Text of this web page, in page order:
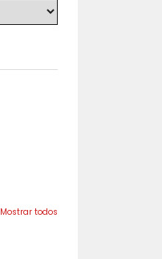
Mostrar todos